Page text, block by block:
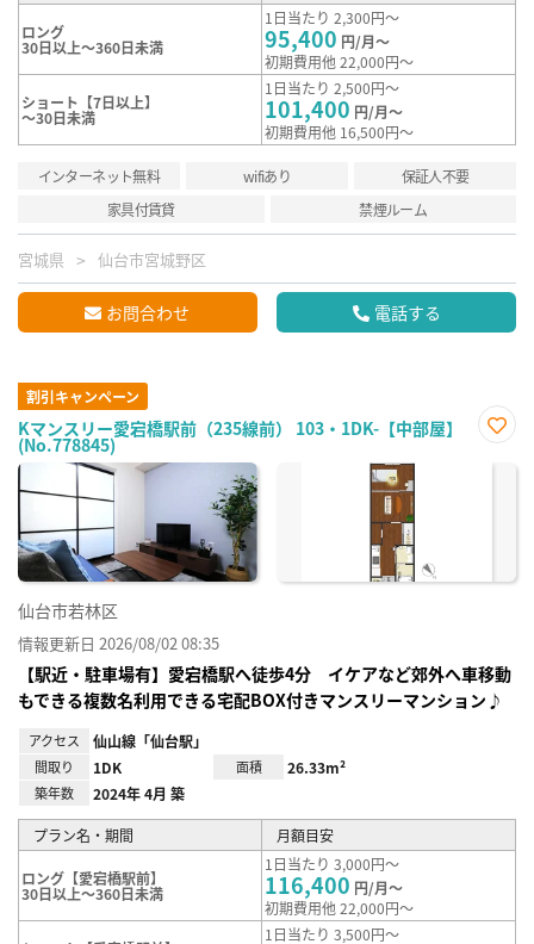
ロング
30日以上～360日未満
1日当たり 2,300円～
95,400 円/月～
初期費用他 22,000円～
ショート【7日以上】
～30日未満
1日当たり 2,500円～
101,400 円/月～
初期費用他 16,500円～
インターネット無料 wifiあり
保証人不要
家具付賃貸
禁煙ルーム
宮城県 仙台市宮城野区
お問合わせ 電話する
割引キャンペーン
Kマンスリー愛宕橋駅前（235線前） 103・1DK-【中部屋】
(No.778845)
に入
仙台市若林区
情報更新日 2026/08/02 08:35
【駅近・駐車場有】愛宕橋駅へ徒歩4分 イケアなど郊外へ車移動
もできる複数名利用できる宅配BOX付きマンスリーマンション♪
アクセス 仙山線「仙台駅」
間取り 1DK 面積 26.33m²
築年数 2024年 4月 築
プラン名・期間 月額目安
ロング【愛宕橋駅前】
30日以上～360日未満
1日当たり 3,000円～
116,400 円/月～
初期費用他 22,000円～
1日当たり 3,500円～